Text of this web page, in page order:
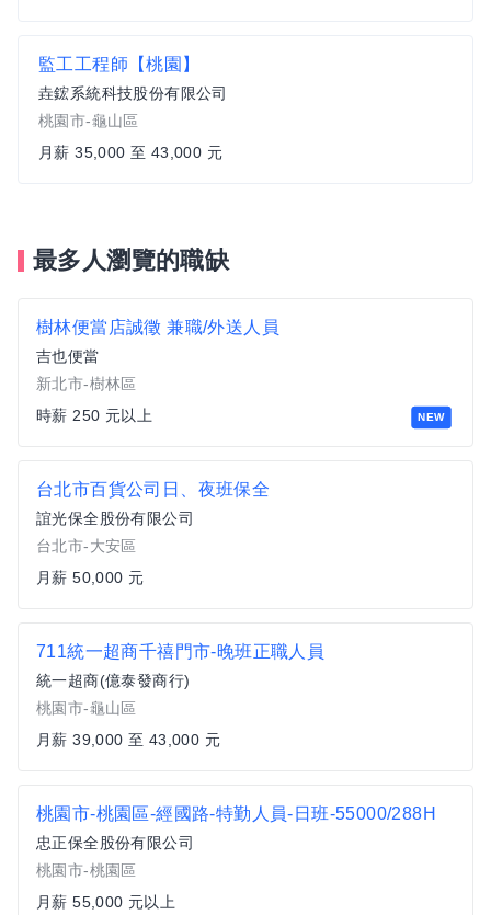
監工工程師【桃園】
垚鋐系統科技股份有限公司
桃園市-龜山區
月薪 35,000 至 43,000 元
最多人瀏覽的職缺
NEW
樹林便當店誠徵 兼職/外送人員
吉也便當
新北市-樹林區
時薪 250 元以上
台北市百貨公司日、夜班保全
誼光保全股份有限公司
台北市-大安區
月薪 50,000 元
711統一超商千禧門市-晚班正職人員
統一超商(億泰發商行)
桃園市-龜山區
月薪 39,000 至 43,000 元
桃園市-桃園區-經國路-特勤人員-日班-55000/288H
忠正保全股份有限公司
桃園市-桃園區
月薪 55,000 元以上